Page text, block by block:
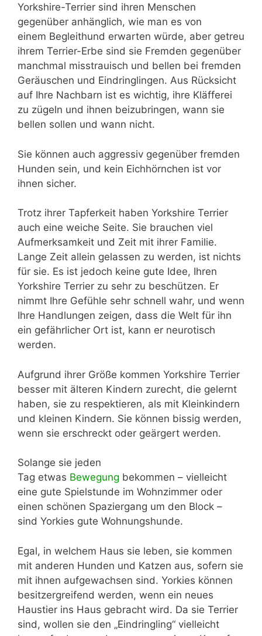
Yorkshire-Terrier sind ihren Menschen
gegenüber anhänglich, wie man es von
einem Begleithund erwarten würde, aber getreu
ihrem Terrier-Erbe sind sie Fremden gegenüber
manchmal misstrauisch und bellen bei fremden
Geräuschen und Eindringlingen. Aus Rücksicht
auf Ihre Nachbarn ist es wichtig, ihre Kläfferei
zu zügeln und ihnen beizubringen, wann sie
bellen sollen und wann nicht.
Sie können auch aggressiv gegenüber fremden
Hunden sein, und kein Eichhörnchen ist vor
ihnen sicher.
Trotz ihrer Tapferkeit haben Yorkshire Terrier
auch eine weiche Seite. Sie brauchen viel
Aufmerksamkeit und Zeit mit ihrer Familie.
Lange Zeit allein gelassen zu werden, ist nichts
für sie. Es ist jedoch keine gute Idee, Ihren
Yorkshire Terrier zu sehr zu beschützen. Er
nimmt Ihre Gefühle sehr schnell wahr, und wenn
Ihre Handlungen zeigen, dass die Welt für ihn
ein gefährlicher Ort ist, kann er neurotisch
werden.
Aufgrund ihrer Größe kommen Yorkshire Terrier
besser mit älteren Kindern zurecht, die gelernt
haben, sie zu respektieren, als mit Kleinkindern
und kleinen Kindern. Sie können bissig werden,
wenn sie erschreckt oder geärgert werden.
Solange sie jeden
Tag etwas Bewegung bekommen – vielleicht
eine gute Spielstunde im Wohnzimmer oder
einen schönen Spaziergang um den Block –
sind Yorkies gute Wohnungshunde.
Egal, in welchem Haus sie leben, sie kommen
mit anderen Hunden und Katzen aus, sofern sie
mit ihnen aufgewachsen sind. Yorkies können
besitzergreifend werden, wenn ein neues
Haustier ins Haus gebracht wird. Da sie Terrier
sind, wollen sie den „Eindringling“ vielleicht